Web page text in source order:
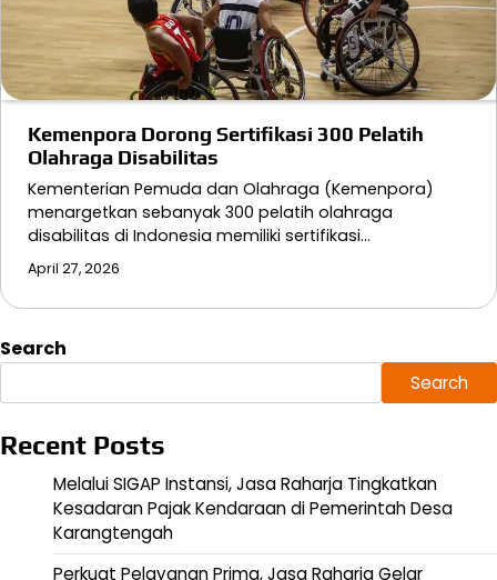
Kemenpora Dorong Sertifikasi 300 Pelatih
Olahraga Disabilitas
Kementerian Pemuda dan Olahraga (Kemenpora)
menargetkan sebanyak 300 pelatih olahraga
disabilitas di Indonesia memiliki sertifikasi…
April 27, 2026
Search
Search
Recent Posts
Melalui SIGAP Instansi, Jasa Raharja Tingkatkan
Kesadaran Pajak Kendaraan di Pemerintah Desa
Karangtengah
Perkuat Pelayanan Prima, Jasa Raharja Gelar